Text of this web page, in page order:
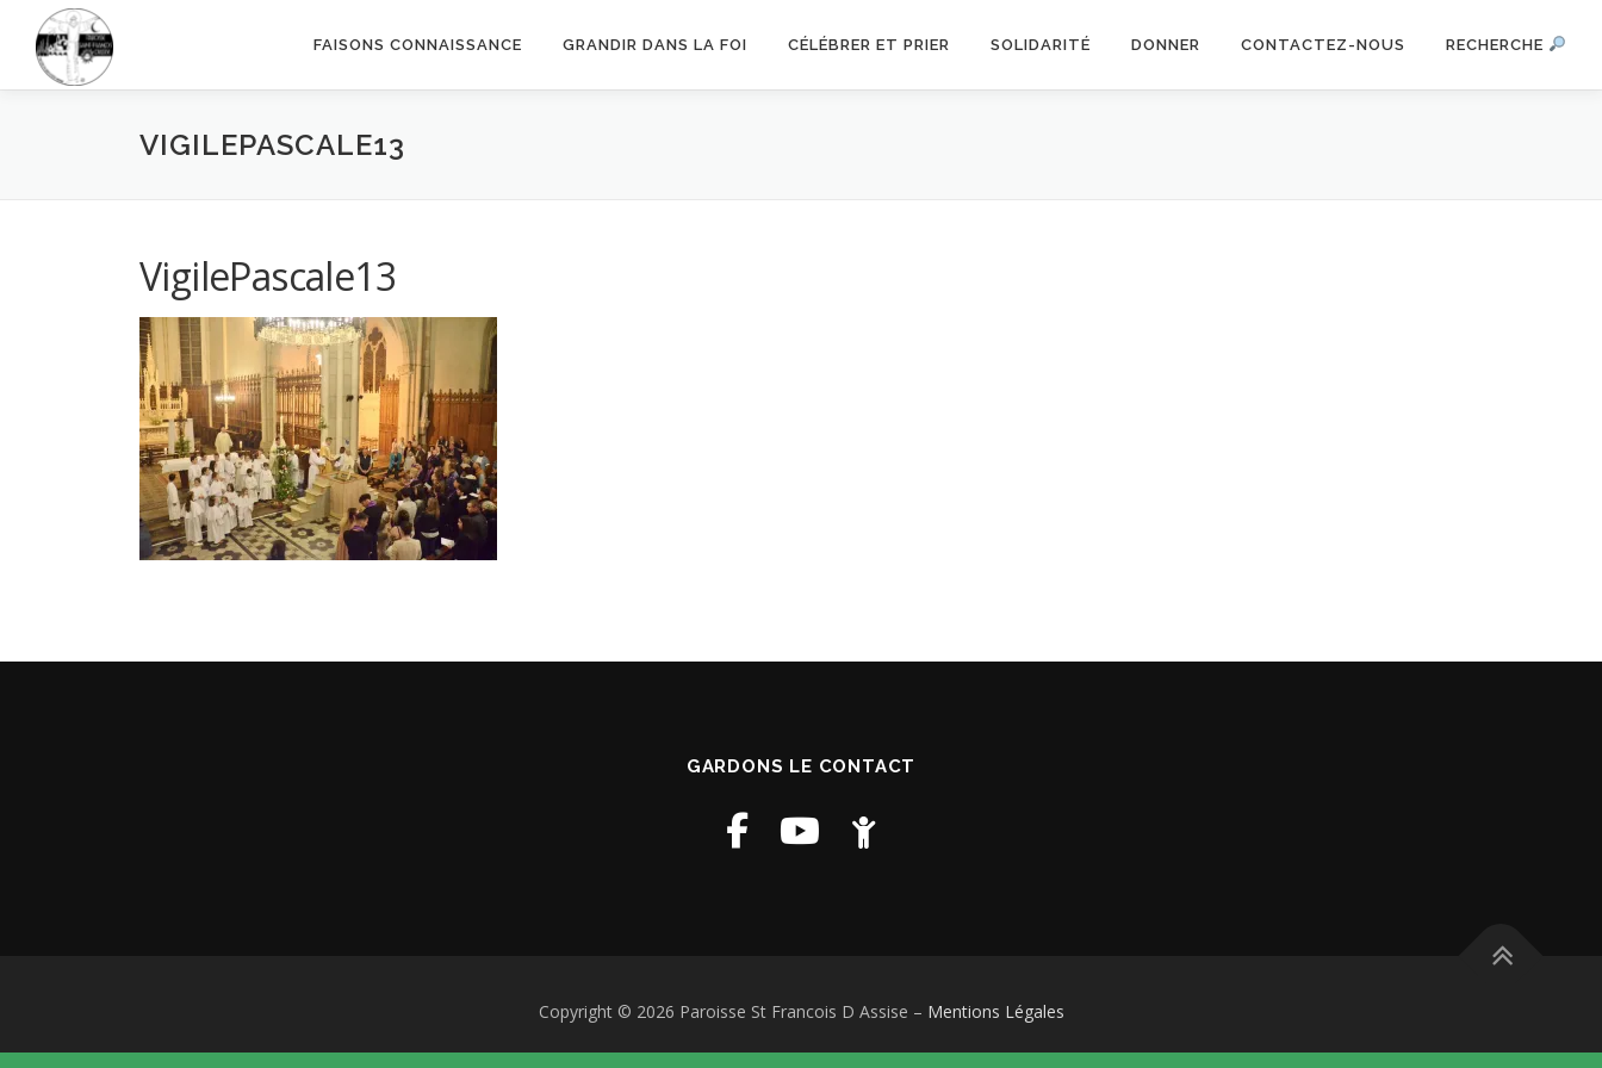
contenu
FAISONS CONNAISSANCE GRANDIR DANS LA FOI CÉLÉBRER ET PRIER SOLIDARITÉ DONNER CONTACTEZ-NOUS RECHERCHE
VIGILEPASCALE13
VigilePascale13
GARDONS LE CONTACT
Copyright © 2026 Paroisse St Francois D Assise – Mentions Légales